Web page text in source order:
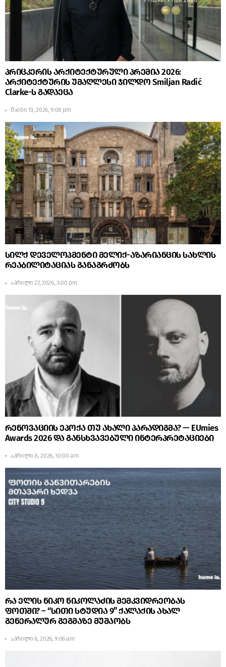
პრიცკერის არქიტექტურული პრემია 2026:
არქიტექტურის უმაღლესი ჯილდო Smiljan Radić
Clarke-ს გადაეცა
მაისი 13, 2026, 9:08 pm
სილქ დეველოპმენტი მელიქ-აზარიანცის სახლის
რეაბილიტაციას განაგრძობს
აპრილი 27, 2026, 3:00 pm
რენოვაციის ეპოქა თუ ახალი პარადიგმა? — EUmies
Awards 2026 და განსხვავებული ინტერპრეტაციები
აპრილი 8, 2026, 10:00 am
რა ელის ნიკო ნიკოლაძის მემკვიდრეობას
ფოთში? – “სითი სტუდია 9” ქალაქის ახალ
გენერალურ გეგმაზე მუშაობს
აპრილი 6, 2026, 9:06 am